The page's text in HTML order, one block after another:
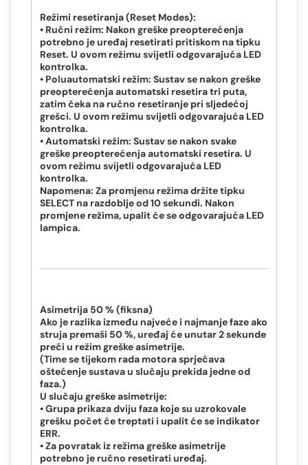
Režimi resetiranja (Reset Modes):
• Ručni režim: Nakon greške preopterećenja
potrebno je uređaj resetirati pritiskom na tipku
Reset. U ovom režimu svijetli odgovarajuća LED
kontrolka.
• Poluautomatski režim: Sustav se nakon greške
preopterećenja automatski resetira tri puta,
zatim čeka na ručno resetiranje pri sljedećoj
grešci. U ovom režimu svijetli odgovarajuća LED
kontrolka.
• Automatski režim: Sustav se nakon svake
greške preopterećenja automatski resetira. U
ovom režimu svijetli odgovarajuća LED
kontrolka.
Napomena: Za promjenu režima držite tipku
SELECT na razdoblje od 10 sekundi. Nakon
promjene režima, upalit će se odgovarajuća LED
lampica.
Asimetrija 50 % (fiksna)
Ako je razlika između najveće i najmanje faze ako
struja premaši 50 %, uređaj će unutar 2 sekunde
preći u režim greške asimetrije.
(Time se tijekom rada motora sprječava
oštećenje sustava u slučaju prekida jedne od
faza.)
U slučaju greške asimetrije:
• Grupa prikaza dviju faza koje su uzrokovale
grešku počet će treptati i upalit će se indikator
ERR.
• Za povratak iz režima greške asimetrije
potrebno je ručno resetirati uređaj.